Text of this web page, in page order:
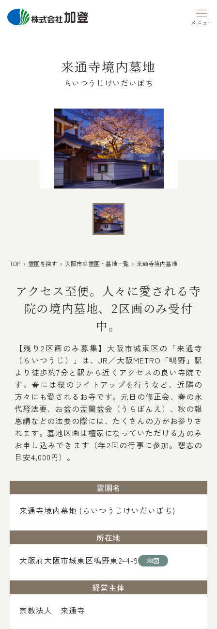
to
来通寺境内墓地
らいつうじけいだいぼち
TOP › 霊園を探す › 大阪市の霊園・墓地一覧 › 来通寺境内墓地
アクセス至便。人々に愛される寺
院の境内墓地、2区画のみ受付
中。
【残り2区画のみ募集】大阪市城東区の「来通寺
（らいつうじ）」は、JR／大阪METRO「鴫野」駅
より徒歩約7分と駅から近くアクセスの良い寺院で
す。春には桜のライトアップを行うなど、近隣の
方々にも愛されるお寺です。元日の修正会、春の永
代経法要、お盆の盂蘭盆会（うらぼんえ）、秋の報
恩講などの法要の際には、たくさんの方がお参りさ
れます。墓地区画は檀家になっていただける方のみ
お申し込みできます（年2回の行事に参加。懇志の
目安4,000円）。
霊園名
来通寺境内墓地 (らいつうじけいだいぼち)
所在地
大阪府大阪市城東区鴫野東2-4-9
地図
経営主体
宗教法人 来通寺